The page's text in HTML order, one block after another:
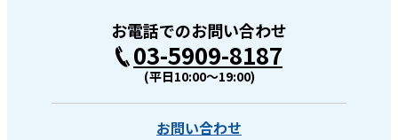
お電話でのお問い合わせ
03-5909-8187
(平日10:00〜19:00)
お問い合わせ